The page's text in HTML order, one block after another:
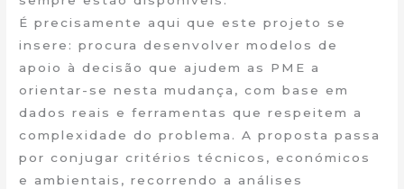
É precisamente aqui que este projeto se
insere: procura desenvolver modelos de
apoio à decisão que ajudem as PME a
orientar-se nesta mudança, com base em
dados reais e ferramentas que respeitem a
complexidade do problema. A proposta passa
por conjugar critérios técnicos, económicos
e ambientais, recorrendo a análises